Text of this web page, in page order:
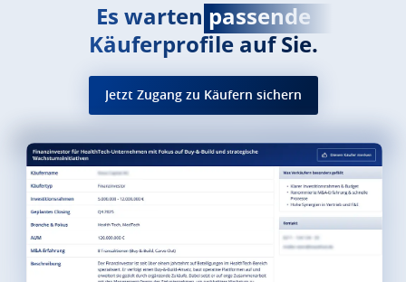
Es warten passende
Käuferprofile auf Sie.
Jetzt Zugang zu Käufern sichern